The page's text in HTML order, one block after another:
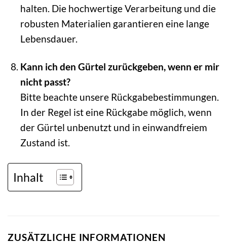
halten. Die hochwertige Verarbeitung und die
robusten Materialien garantieren eine lange
Lebensdauer.
Kann ich den Gürtel zurückgeben, wenn er mir
nicht passt?
Bitte beachte unsere Rückgabebestimmungen.
In der Regel ist eine Rückgabe möglich, wenn
der Gürtel unbenutzt und in einwandfreiem
Zustand ist.
Inhalt
ZUSÄTZLICHE INFORMATIONEN